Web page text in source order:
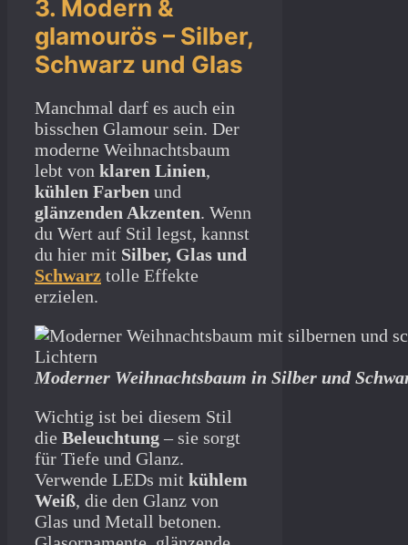
3. Modern &
glamourös – Silber,
Schwarz und Glas
Manchmal darf es auch ein
bisschen Glamour sein. Der
moderne Weihnachtsbaum
lebt von klaren Linien,
kühlen Farben und
glänzenden Akzenten. Wenn
du Wert auf Stil legst, kannst
du hier mit Silber, Glas und
Schwarz tolle Effekte
erzielen.
Moderner Weihnachtsbaum in Silber und
Wichtig ist bei diesem Stil
die Beleuchtung – sie sorgt
für Tiefe und Glanz.
Verwende LEDs mit kühlem
Weiß, die den Glanz von
Glas und Metall betonen.